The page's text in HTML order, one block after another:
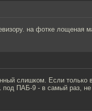
на фотке
слишком. Если только
под ПАБ-9 - в самый раз, не